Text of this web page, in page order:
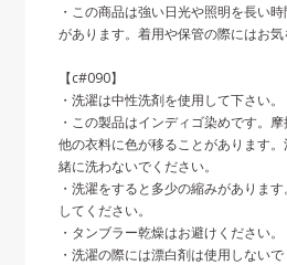
・この商品は強い日光や照明を長い
があります。着用や保管の際にはお気
【c#090】
・洗濯は中性洗剤を使用して下さい。
・この製品はインディゴ染めです。
他の衣料に色が移ることがあります
緒に洗わないでください。
・洗濯をすると多少の縮みがありま
してください。
・タンブラー乾燥はお避けください。
・洗濯の際には漂白剤は使用しないで